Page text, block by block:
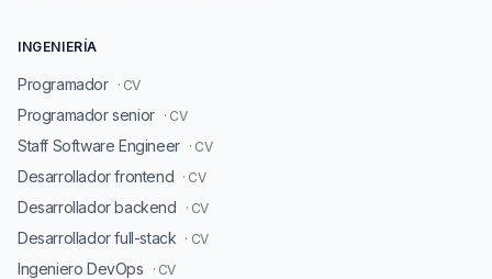
INGENIERÍA
Programador · CV
Programador senior · CV
Staff Software Engineer · CV
Desarrollador frontend · CV
Desarrollador backend · CV
Desarrollador full-stack · CV
Ingeniero DevOps · CV